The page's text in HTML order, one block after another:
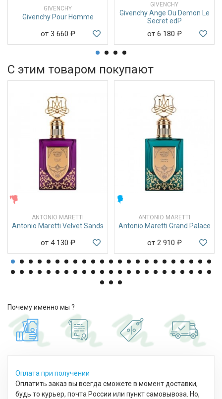
GIVENCHY
Givenchy Pour Homme
от 3 660 ₽
GIVENCHY
Givenchy Ange Ou Demon Le
Secret edP
от 6 180 ₽
С этим товаром покупают
ANTONIO MARETTI
Antonio Maretti Velvet Sands
от 4 130 ₽
ANTONIO MARETTI
Antonio Maretti Grand Palace
от 2 910 ₽
Почему именно мы ?
Оплата при получении
Оплатить заказ вы всегда сможете в момент доставки,
будь то курьер, почта России или пункт самовывоза. Но,